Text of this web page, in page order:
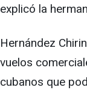
explicó la
Hernández
vuelos
cubanos que